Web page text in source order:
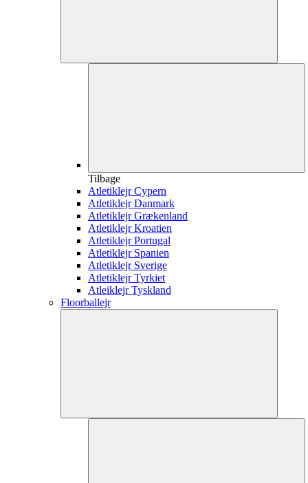
Tilbage
Atletiklejr Cypern
Atletiklejr Danmark
Atletiklejr Grækenland
Atletiklejr Kroatien
Atletiklejr Portugal
Atletiklejr Spanien
Atletiklejr Sverige
Atletiklejr Tyrkiet
Atleiklejr Tyskland
Floorballejr